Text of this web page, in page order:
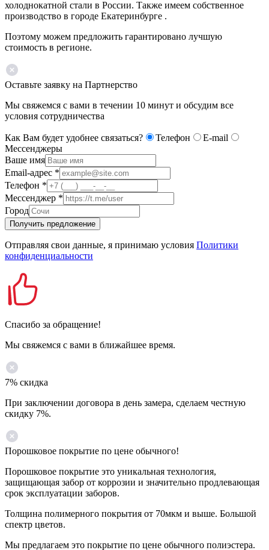
холоднокатной стали в России. Также имеем собственное
производство в городе Екатеринбурге .
Поэтому можем предложить гарантировано лучшую
стоимость в регионе.
Оставьте заявку на Партнерство
Мы свяжемся с вами в течении 10 минут и обсудим все
условия сотрудничества
Как Вам будет удобнее связаться? Телефон
E-mail
Мессенджеры
Ваше имя
Email-адрес *
Телефон *
Мессенджер *
Город
Получить предложение
Отправляя свои данные, я принимаю условия Политики
конфиденциальности
Спасибо за обращение!
Мы свяжемся с вами в ближайшее время.
7% скидка
При заключении договора в день замера, сделаем честную
скидку 7%.
Порошковое покрытие по цене обычного!
Порошковое покрытие это уникальная технология,
защищающая забор от коррозии и значительно продлевающая
срок эксплуатации заборов.
Толщина полимерного покрытия от 70мкм и выше. Большой
спектр цветов.
Мы предлагаем это покрытие по цене обычного полиэстера.